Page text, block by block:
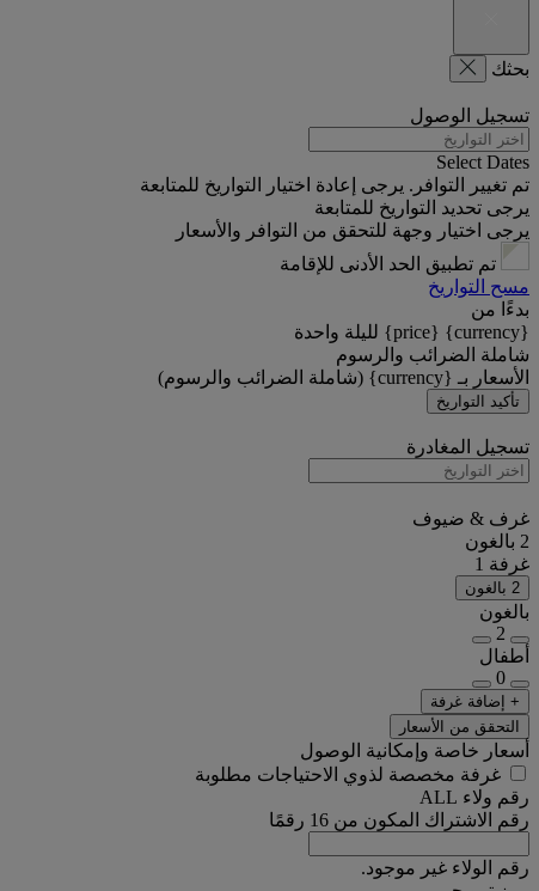
بحثك
تسجيل الوصول
Select Dates
تم تغيير التوافر. يرجى إعادة اختيار التواريخ للمتابعة
يرجى تحديد التواريخ للمتابعة
يرجى اختيار وجهة للتحقق من التوافر والأسعار
تم تطبيق الحد الأدنى للإقامة
مسح التواريخ
بدءًا من
{currency} {price} لليلة واحدة
شاملة الضرائب والرسوم
الأسعار بـ {currency} (شاملة الضرائب والرسوم)
تأكيد التواريخ
تسجيل المغادرة
غرف & ضيوف
2 بالغون
غرفة 1
2 بالغون
بالغون
2
أطفال
0
+ إضافة غرفة
التحقق من الأسعار
أسعار خاصة وإمكانية الوصول
غرفة مخصصة لذوي الاحتياجات مطلوبة
رقم ولاء ALL
رقم الاشتراك المكون من 16 رقمًا
رقم الولاء غير موجود.